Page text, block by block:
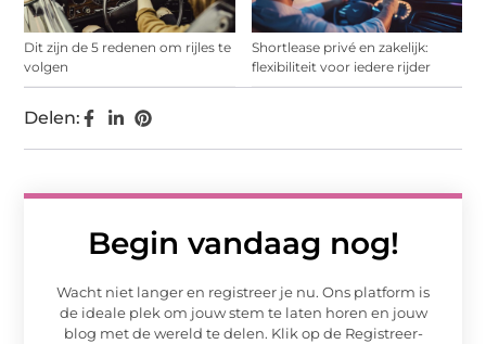
Dit zijn de 5 redenen om rijles te
volgen
Shortlease privé en zakelijk:
flexibiliteit voor iedere rijder
Begin vandaag nog!
Wacht niet langer en registreer je nu. Ons platform is
de ideale plek om jouw stem te laten horen en jouw
blog met de wereld te delen. Klik op de Registreer-
Delen: